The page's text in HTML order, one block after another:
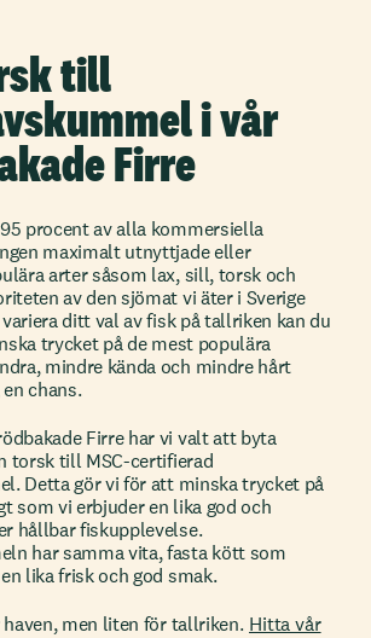
till
i vår
Firre
procent av alla kommersiella
maximalt utnyttjade eller
arter såsom lax, sill, torsk och
av den sjömat vi äter i Sverige
ditt val av fisk på tallriken kan du
trycket på de mest populära
mindre kända och mindre hårt
chans.
Firre har vi valt att byta
torsk till MSC-certifierad
Detta gör vi för att minska trycket på
som vi erbjuder en lika god och
hållbar fiskupplevelse.
har samma vita, fasta kött som
lika frisk och god smak.
men liten för tallriken. Hitta vår